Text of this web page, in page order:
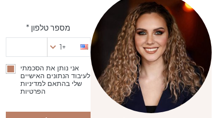
מספר טלפון *
+1
אני נותן את הסכמתי
לעיבוד הנתונים האישיים
שלי בהתאם למדיניות
הפרטיות